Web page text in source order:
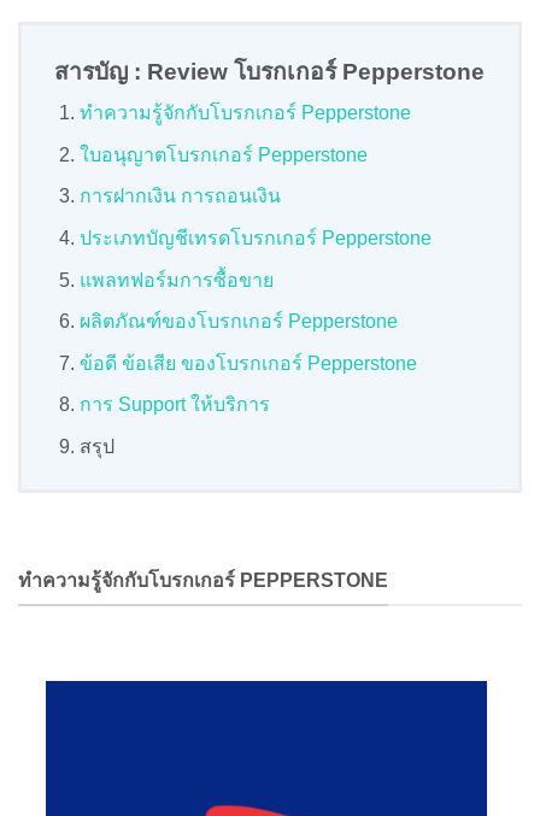
สารบัญ : Review โบรกเกอร์ Pepperstone
ทำความรู้จักกับโบรกเกอร์ Pepperstone
ใบอนุญาตโบรกเกอร์ Pepperstone
การฝากเงิน การถอนเงิน
ประเภทบัญชีเทรดโบรกเกอร์ Pepperstone
แพลทฟอร์มการซื้อขาย
ผลิตภัณฑ์ของโบรกเกอร์ Pepperstone
ข้อดี ข้อเสีย ของโบรกเกอร์ Pepperstone
การ Support ให้บริการ
สรุป
ทำความรู้จักกับโบรกเกอร์ PEPPERSTONE